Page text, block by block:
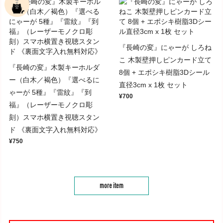
『長崎の変』木製キーホルダ
ー（白木／褐色）『選べるに
ゃーが 5種』『雷紋』『到
福』（レーザーモノクロ彫
刻）スマホ横置き視聴スタン
ド 《裏面文字入れ無料対応》
¥750
『長崎の変』にゃーが しろね
こ 木製壁押しピンカード立て
8個 + エポシキ樹脂3Dシール
直径3cm x 1枚 セット
¥700
more item